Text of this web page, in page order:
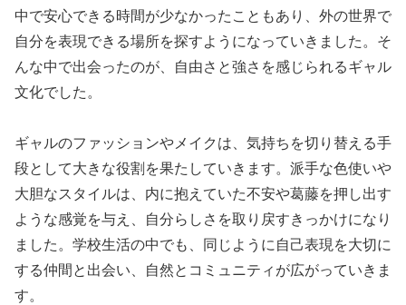
中で安心できる時間が少なかったこともあり、外の世界で
自分を表現できる場所を探すようになっていきました。そ
んな中で出会ったのが、自由さと強さを感じられるギャル
文化でした。
ギャルのファッションやメイクは、気持ちを切り替える手
段として大きな役割を果たしていきます。派手な色使いや
大胆なスタイルは、内に抱えていた不安や葛藤を押し出す
ような感覚を与え、自分らしさを取り戻すきっかけになり
ました。学校生活の中でも、同じように自己表現を大切に
する仲間と出会い、自然とコミュニティが広がっていきま
す。